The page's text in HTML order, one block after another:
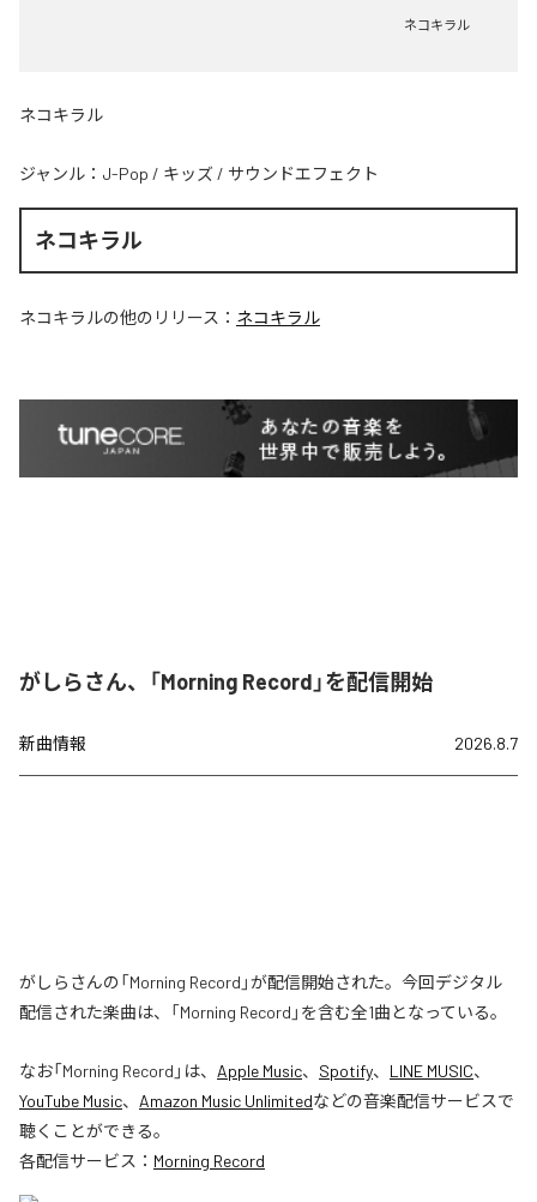
ネコキラル
ネコキラル
ジャンル： J-Pop / キッズ / サウンドエフェクト
ネコキラル
ネコキラルの他のリリース： ネコキラル
がしらさん、「Morning Record」を配信開始
新曲情報 2026.8.7
がしらさんの「Morning Record」が配信開始された。今回デジタル
配信された楽曲は、「Morning Record」を含む全1曲となっている。
なお「Morning Record 」は、 Apple Music、 Spotify、 LINE MUSIC、
YouTube Music、 Amazon Music Unlimitedなどの音楽配信サービスで
聴くことができる。
各配信サービス： Morning Record